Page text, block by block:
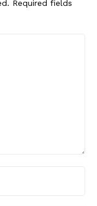
Required fields